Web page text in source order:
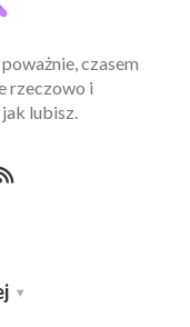
czasem
rzeczowo i
lubisz.